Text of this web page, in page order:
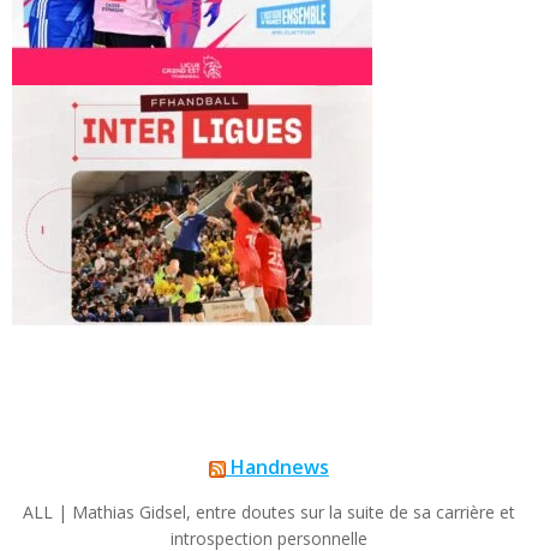
Handnews
ALL | Mathias Gidsel, entre doutes sur la suite de sa carrière et
introspection personnelle